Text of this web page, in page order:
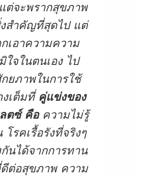
ต่จะพรากสุขภาพ
สำคัญที่สุดไป แต่
เอาความความ
ใจในตนเอง ไป
ยภาพในการใช้
งเต็มที่ คู่แข่งของ
ตซ์ คือความไม่รู้
โรคเรื้อรังที่จริงๆ
นได้จากการทาน
ต่อสุขภาพ ความ